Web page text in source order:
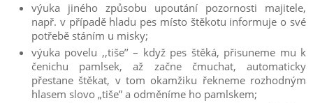
výuka jiného způsobu upoutání pozornosti majitele,
např. v případě hladu pes místo štěkotu informuje o své
potřebě stáním u misky;
výuka povelu ,,tiše’’ – když pes štěká, přisuneme mu k
čenichu pamlsek, až začne čmuchat, automaticky
přestane štěkat, v tom okamžiku řekneme rozhodným
hlasem slovo „tiše” a odměníme ho pamlskem;